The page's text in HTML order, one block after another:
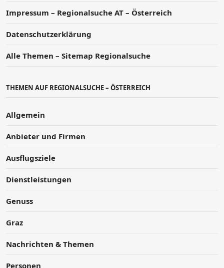
Impressum – Regionalsuche AT – Österreich
Datenschutzerklärung
Alle Themen – Sitemap Regionalsuche
THEMEN AUF REGIONALSUCHE – ÖSTERREICH
Allgemein
Anbieter und Firmen
Ausflugsziele
Dienstleistungen
Genuss
Graz
Nachrichten & Themen
Personen